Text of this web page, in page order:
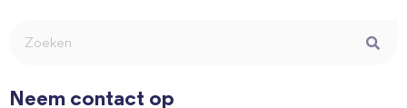
Neem contact op